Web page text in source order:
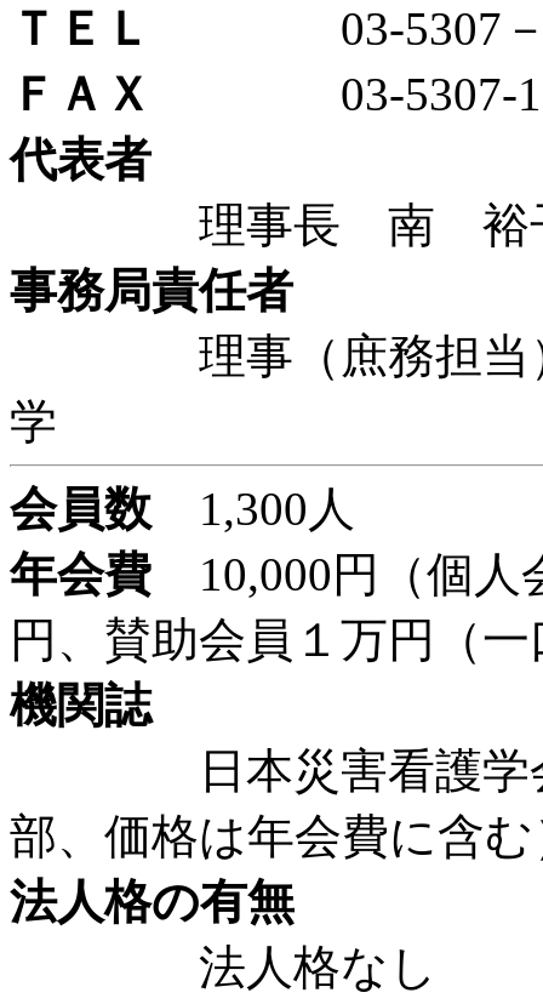
ＴＥＬ
03-5307－
ＦＡＸ
03-5307-
代表者
理事長 南 裕子
事務局責任者
理事（庶務担当
学
会員数 1,300人
年会費 10,000円（個人
円、賛助会員１万円（
機関誌
日本災害看護学会
部、価格は年会費に含
法人格の有無
法人格なし